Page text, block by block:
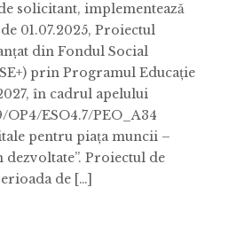
solicitant, implementează
01.07.2025, Proiectul
din Fondul Social
prin Programul Educație
în cadrul apelului
OP4/ESO4.7/PEO_A34
pentru piața muncii –
Proiectul de
de […]